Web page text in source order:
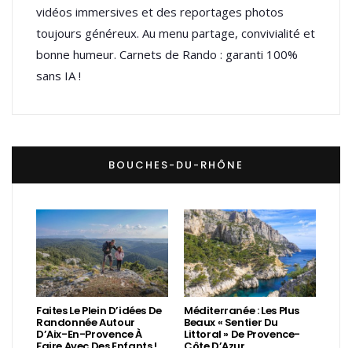
vidéos immersives et des reportages photos
toujours généreux. Au menu partage, convivialité et
bonne humeur. Carnets de Rando : garanti 100%
sans IA !
BOUCHES-DU-RHÔNE
Faites Le Plein D’idées De
Randonnée Autour
D’Aix-En-Provence À
Méditerranée : Les Plus
Beaux « Sentier Du
Littoral » De Provence-